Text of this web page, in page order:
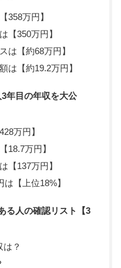
358万円】
【350万円】
は【約68万円】
は【約19.2万円】
3年目の年収を大公
万円】
18.7万円】
【137万円】
【上位18%】
る人の確認リスト【3
？